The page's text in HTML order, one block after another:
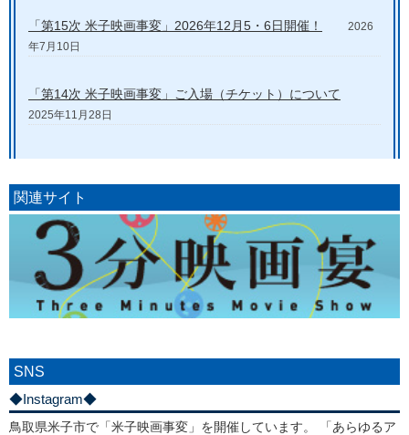
「第15次 米子映画事変」2026年12月5・6日開催！
2026
年7月10日
「第14次 米子映画事変」ご入場（チケット）について
2025年11月28日
関連サイト
SNS
◆Instagram◆
鳥取県米子市で「米子映画事変」を開催しています。 「あらゆるア